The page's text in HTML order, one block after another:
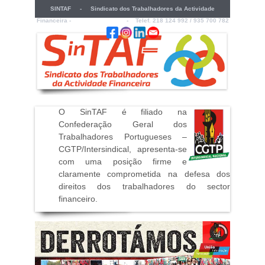
SINTAF - Sindicato dos Trabalhadores da Actividade
Financeira -
- Telef. 218 124 992 / 935 700 782
O SinTAF é filiado na
Confederação Geral dos
Trabalhadores Portugueses –
CGTP/Intersindical, apresenta-se
com uma posição firme e
claramente comprometida na defesa dos
direitos dos trabalhadores do sector
financeiro.